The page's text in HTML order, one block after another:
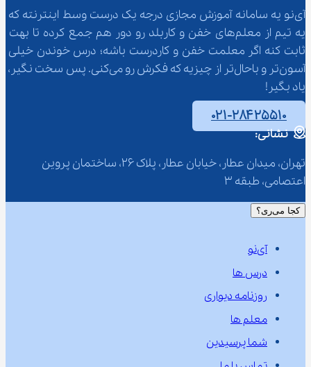
آی‌نو یه سامانه آموزش مجازی درجه یک درست وسط اینترنته که
یه تیم از معلم‌‌های خفن و کاربلد رو دور هم جمع کرده تا بهت
ثابت کنه اگر معلمت خفن و کاردرست باشه؛ درس خوندن خیلی
آسون‌تر و باحال‌تر از چیزیه که فکرش رو می‌کنی. پس سخت نگیر،
یاد بگیر!
۰۲۱-۲۸۴۲۵۵۱۰
نشانی:
تهران، میدان عطار، خیابان عطار، پلاک 26، ساختمان پروین
اعتصامی، طبقه 3
کجا می‌ری؟
آی‌نو
درس ها
روزنامه دیواری
معلم ها
شما پرسیدین